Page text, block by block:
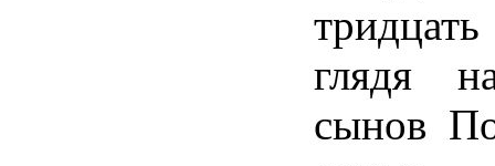
глядя
сынов